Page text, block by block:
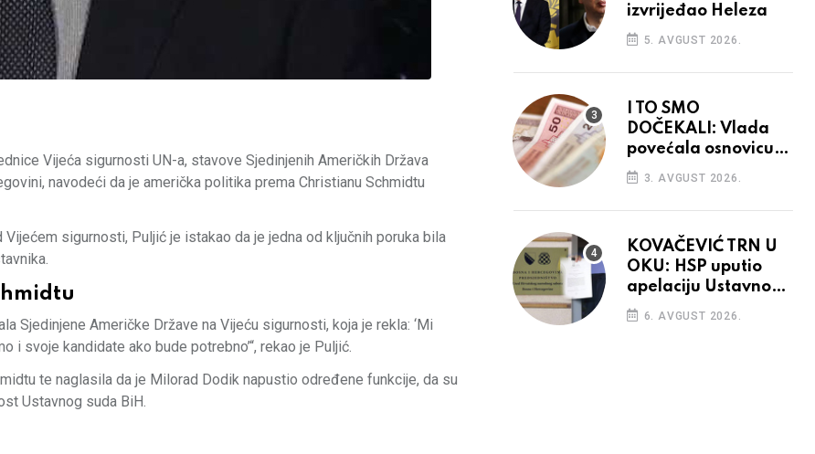
Vijeća sigurnosti UN-a, stavove Sjedinjenih Američkih Država
navodeći da je američka politika prema Christianu Schmidtu
sigurnosti, Puljić je istakao da je jedna od ključnih poruka bila
Sjedinjene Američke Države na Vijeću sigurnosti, koja je rekla: ‘Mi
svoje kandidate ako bude potrebno’“, rekao je Puljić.
te naglasila da je Milorad Dodik napustio određene funkcije, da su
Ustavnog suda BiH.
izvrijeđao Heleza
5. AVGUST 2026.
I TO SMO
DOČEKALI: Vlada
povećala osnovicu
za obračun plaća
budžetskim
korisnicima
3. AVGUST 2026.
KOVAČEVIĆ TRN U
OKU: HSP uputio
apelaciju Ustavnom
sudu BiH
6. AVGUST 2026.